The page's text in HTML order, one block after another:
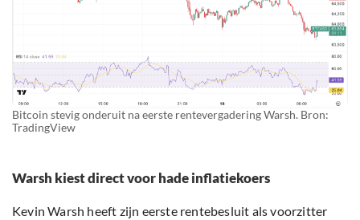
Bitcoin stevig onderuit na eerste rentevergadering Warsh. Bron:
TradingView
Warsh kiest direct voor hade inflatiekoers
Kevin Warsh heeft zijn eerste rentebesluit als voorzitter